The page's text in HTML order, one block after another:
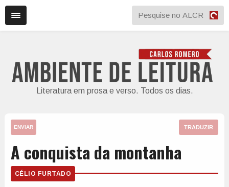
Literatura em prosa e verso. Todos os dias.
ENVIAR TRADUZIR
A conquista da montanha
CÉLIO FURTADO